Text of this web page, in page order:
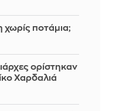
ποτάμια;
ορίστηκαν
Χαρδαλιά